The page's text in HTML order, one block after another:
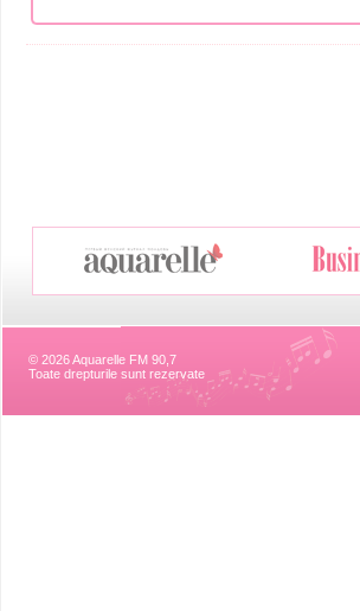
© 2026 Aquarelle FM 90,7
Toate drepturile sunt rezervate